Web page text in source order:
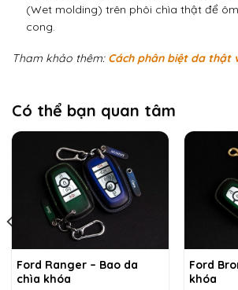
(Wet molding) trên phôi chìa thật để
cong.
Tham khảo thêm: Cách phân biệt da thật
Có thể bạn quan tâm
Ford Ranger – Bao da
chìa khóa
Ford
khóa